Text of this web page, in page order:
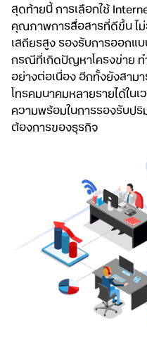
สุดท้ายนี้ การเลือกใช้
คุณภาพการสื่อสารที่ดีขึ้น ไม่
เสถียรสูง รองรับการออกแ
กรณีที่เกิดปัญหาโครงข่าย ท
อย่างต่อเนื่อง อีกทั้งยังสาม
โทรคมนาคมหลายรายได้ใน
ความพร้อมในการรองรับป
ต้องการของธุรกิจ